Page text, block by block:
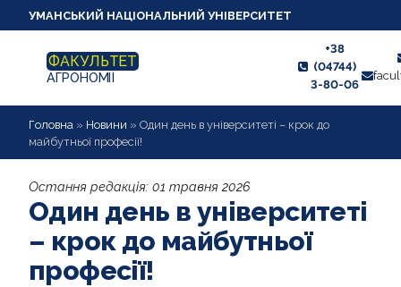
УМАНСЬКИЙ НАЦІОНАЛЬНИЙ УНІВЕРСИТЕТ
ФАКУЛЬТЕТ
АГРОНОМІЇ
+38
(04744)
3-80-06
НОВИНИ
ПРО ФАКУЛЬТЕТ
АКРЕДИТАЦІЯ
СТУДЕНТУ
Головна » Новини » Один день в університеті – крок до
майбутньої професії!
Остання редакція: 01 травня 2026
Один день в університеті
– крок до майбутньої
професії!